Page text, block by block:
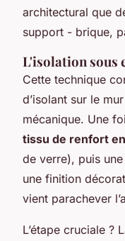
architectural que
support - brique,
L'isolation sous
Cette technique
d’isolant sur le
mécanique. Une
tissu de renfort
de verre), puis
une finition
vient parachever
L’étape cruciale ?